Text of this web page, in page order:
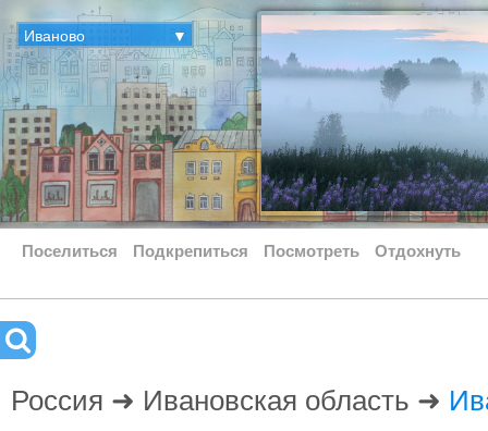
Иваново ▼
Поселиться Подкрепиться Посмотреть Отдохнуть
Россия ➜ Ивановская область ➜